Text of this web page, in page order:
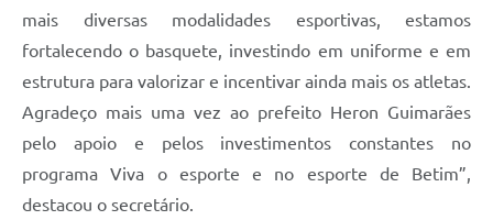
mais diversas modalidades esportivas, estamos
fortalecendo o basquete, investindo em uniforme e em
estrutura para valorizar e incentivar ainda mais os atletas.
Agradeço mais uma vez ao prefeito Heron Guimarães
pelo apoio e pelos investimentos constantes no
programa Viva o esporte e no esporte de Betim”,
destacou o secretário.